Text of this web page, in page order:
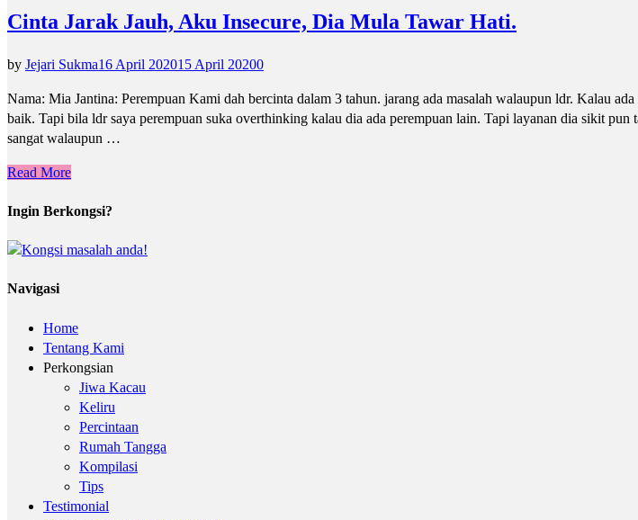
Cinta Jarak Jauh, Aku Insecure, Dia Mula Tawar Hati.
by Jejari Sukma16 April 202015 April 20200
Nama: Mia Jantina: Perempuan Kami dah bercinta dalam 3 tahun. jarang ada masalah walaupun ldr. Kalau
baik. Tapi bila ldr saya perempuan suka overthinking kalau dia ada perempuan lain. Tapi layanan dia sikit
sangat walaupun …
Read More
Ingin Berkongsi?
Navigasi
Home
Tentang Kami
Perkongsian
Jiwa Kacau
Keliru
Percintaan
Rumah Tangga
Kompilasi
Tips
Testimonial